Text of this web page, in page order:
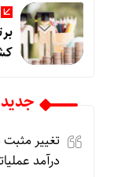
تغییر
درآمد عملیاتی ۸۰ درصد